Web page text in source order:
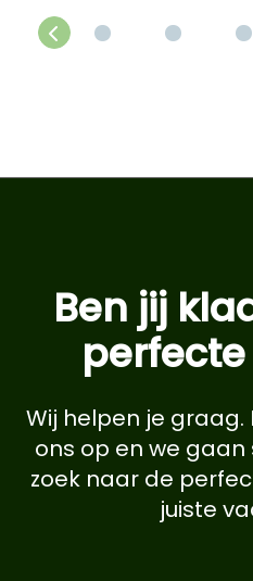
Ben jij
Wij helpen je
ons op en we
zoek naar de
juiste